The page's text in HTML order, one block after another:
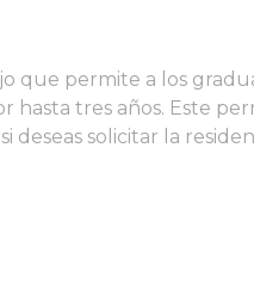
que permite a los
hasta tres años. Este
deseas solicitar la